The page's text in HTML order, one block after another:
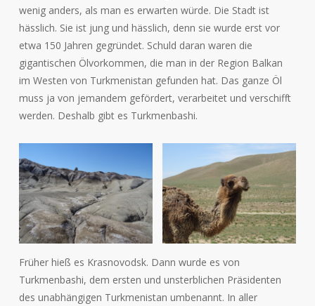
wenig anders, als man es erwarten würde. Die Stadt ist
hässlich. Sie ist jung und hässlich, denn sie wurde erst vor
etwa 150 Jahren gegründet. Schuld daran waren die
gigantischen Ölvorkommen, die man in der Region Balkan
im Westen von Turkmenistan gefunden hat. Das ganze Öl
muss ja von jemandem gefördert, verarbeitet und verschifft
werden. Deshalb gibt es Turkmenbashi.
Früher hieß es Krasnovodsk. Dann wurde es von
Turkmenbashi, dem ersten und unsterblichen Präsidenten
des unabhängigen Turkmenistan umbenannt. In aller